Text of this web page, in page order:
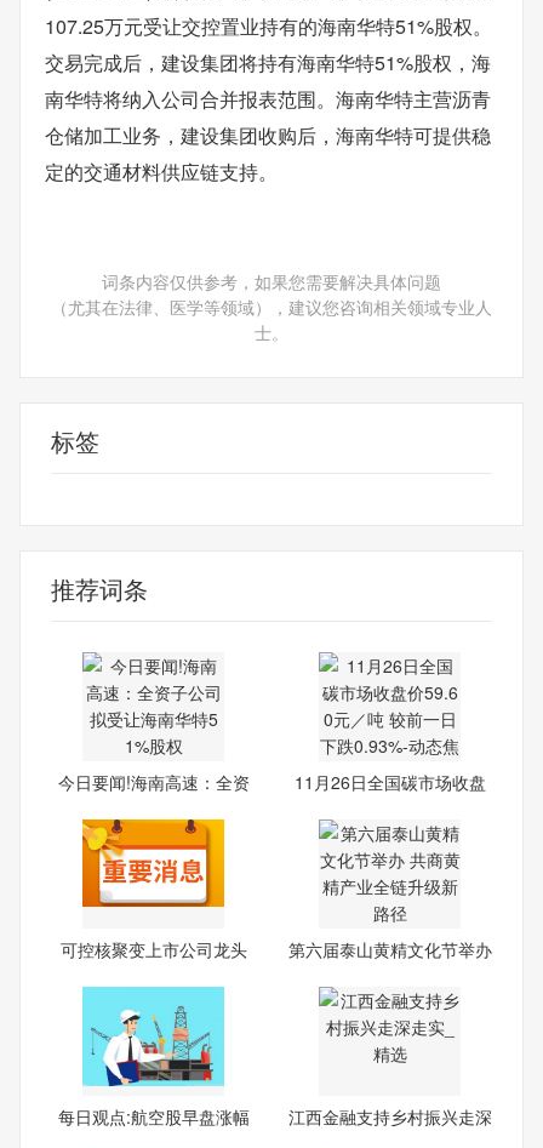
107.25万元受让交控置业持有的海南华特51%股权。
交易完成后，建设集团将持有海南华特51%股权，海
南华特将纳入公司合并报表范围。海南华特主营沥青
仓储加工业务，建设集团收购后，海南华特可提供稳
定的交通材料供应链支持。
词条内容仅供参考，如果您需要解决具体问题
（尤其在法律、医学等领域），建议您咨询相关领域专业人
士。
标签
推荐词条
今日要闻!海南高速：全资
11月26日全国碳市场收盘
可控核聚变上市公司龙头
第六届泰山黄精文化节举办
每日观点:航空股早盘涨幅
江西金融支持乡村振兴走深